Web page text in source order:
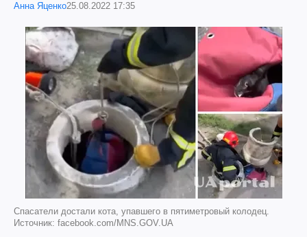
Анна Яценко25.08.2022 17:35
Спасатели достали кота, упавшего в пятиметровый колодец.
Источник: facebook.com/MNS.GOV.UA